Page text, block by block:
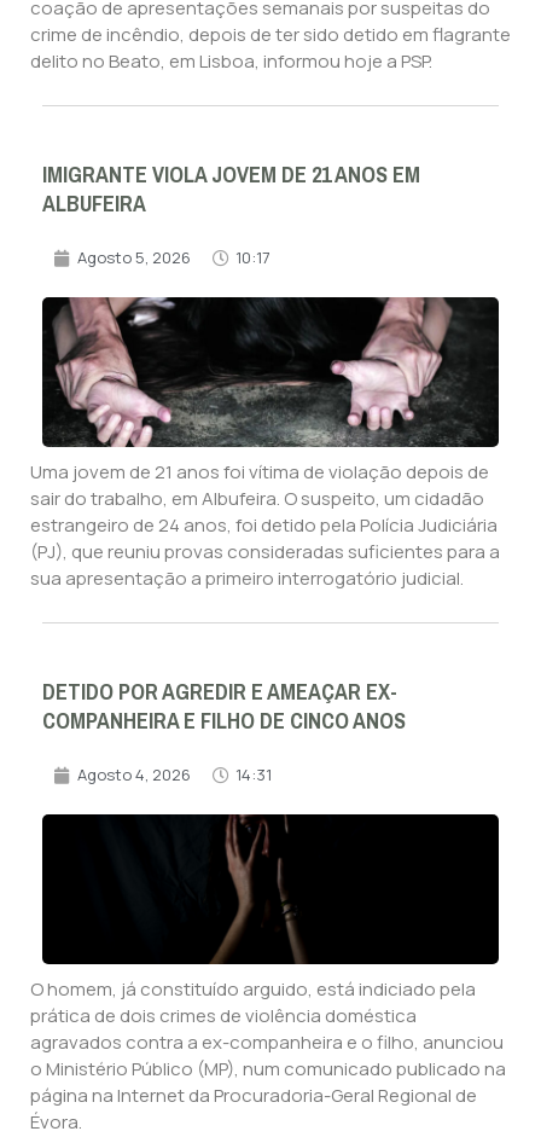
coação de apresentações semanais por suspeitas do
crime de incêndio, depois de ter sido detido em flagrante
delito no Beato, em Lisboa, informou hoje a PSP.
IMIGRANTE VIOLA JOVEM DE 21 ANOS EM
ALBUFEIRA
Agosto 5, 2026 10:17
Uma jovem de 21 anos foi vítima de violação depois de
sair do trabalho, em Albufeira. O suspeito, um cidadão
estrangeiro de 24 anos, foi detido pela Polícia Judiciária
(PJ), que reuniu provas consideradas suficientes para a
sua apresentação a primeiro interrogatório judicial.
DETIDO POR AGREDIR E AMEAÇAR EX-
COMPANHEIRA E FILHO DE CINCO ANOS
Agosto 4, 2026 14:31
O homem, já constituído arguido, está indiciado pela
prática de dois crimes de violência doméstica
agravados contra a ex-companheira e o filho, anunciou
o Ministério Público (MP), num comunicado publicado na
página na Internet da Procuradoria-Geral Regional de
Évora.